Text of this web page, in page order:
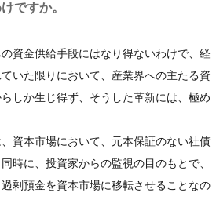
ですか。
資金供給手段にはなり得ないわけで、経
いた限りにおいて、産業界への主たる資
しか生じ得ず、そうした革新には、極め
資本市場において、元本保証のない社債
時に、投資家からの監視の目のもとで、
剰預金を資本市場に移転させることなの